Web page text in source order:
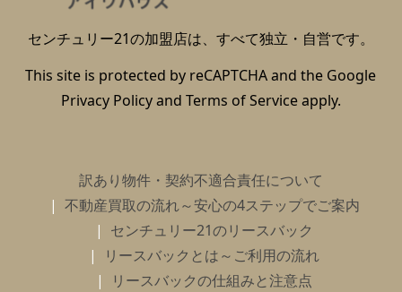
センチュリー21の加盟店は、すべて独立・自営です。
This site is protected by reCAPTCHA and the Google
Privacy Policyand Terms of Serviceapply.
訳あり物件・契約不適合責任について
不動産買取の流れ～安心の4ステップでご案内
センチュリー21のリースバック
リースバックとは～ご利用の流れ
リースバックの仕組みと注意点